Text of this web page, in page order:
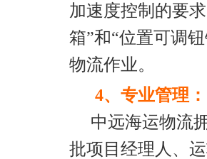
加速度控制的要
箱”和“位置可调
物流作业。
4、专业管理：
中远海运物流
批项目经理人、